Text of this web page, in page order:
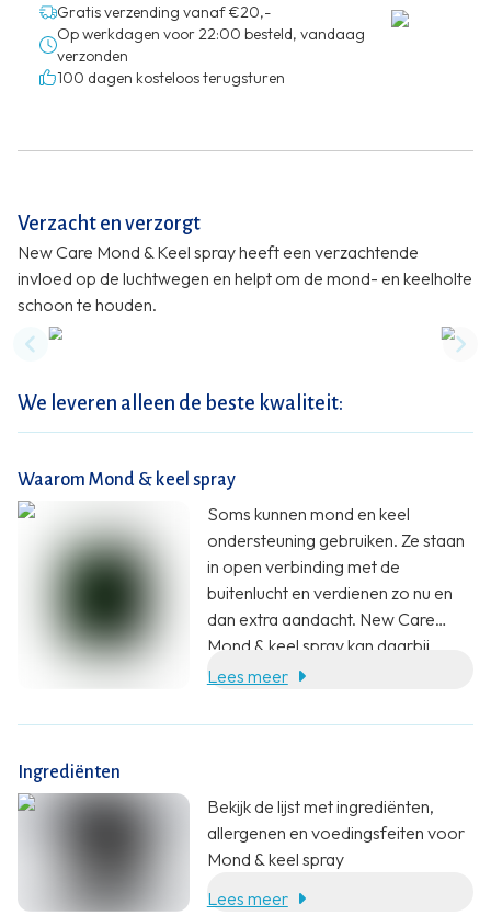
Gratis verzending vanaf €20,-
Op werkdagen voor 22:00 besteld, vandaag
verzonden
100 dagen kosteloos terugsturen
Verzacht en verzorgt
New Care Mond & Keel spray heeft een verzachtende
invloed op de luchtwegen en helpt om de mond- en keelholte
schoon te houden.
Previous slide
We leveren alleen de beste kwaliteit:
Waarom Mond & keel spray
Soms kunnen mond en keel
ondersteuning gebruiken. Ze staan
in open verbinding met de
buitenlucht en verdienen zo nu en
dan extra aandacht. New Care
Mond & keel spray kan daarbij
helpen.
Lees meer
Ingrediënten
Bekijk de lijst met ingrediënten,
allergenen en voedingsfeiten voor
Mond & keel spray
Lees meer